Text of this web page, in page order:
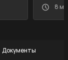
8
Документы